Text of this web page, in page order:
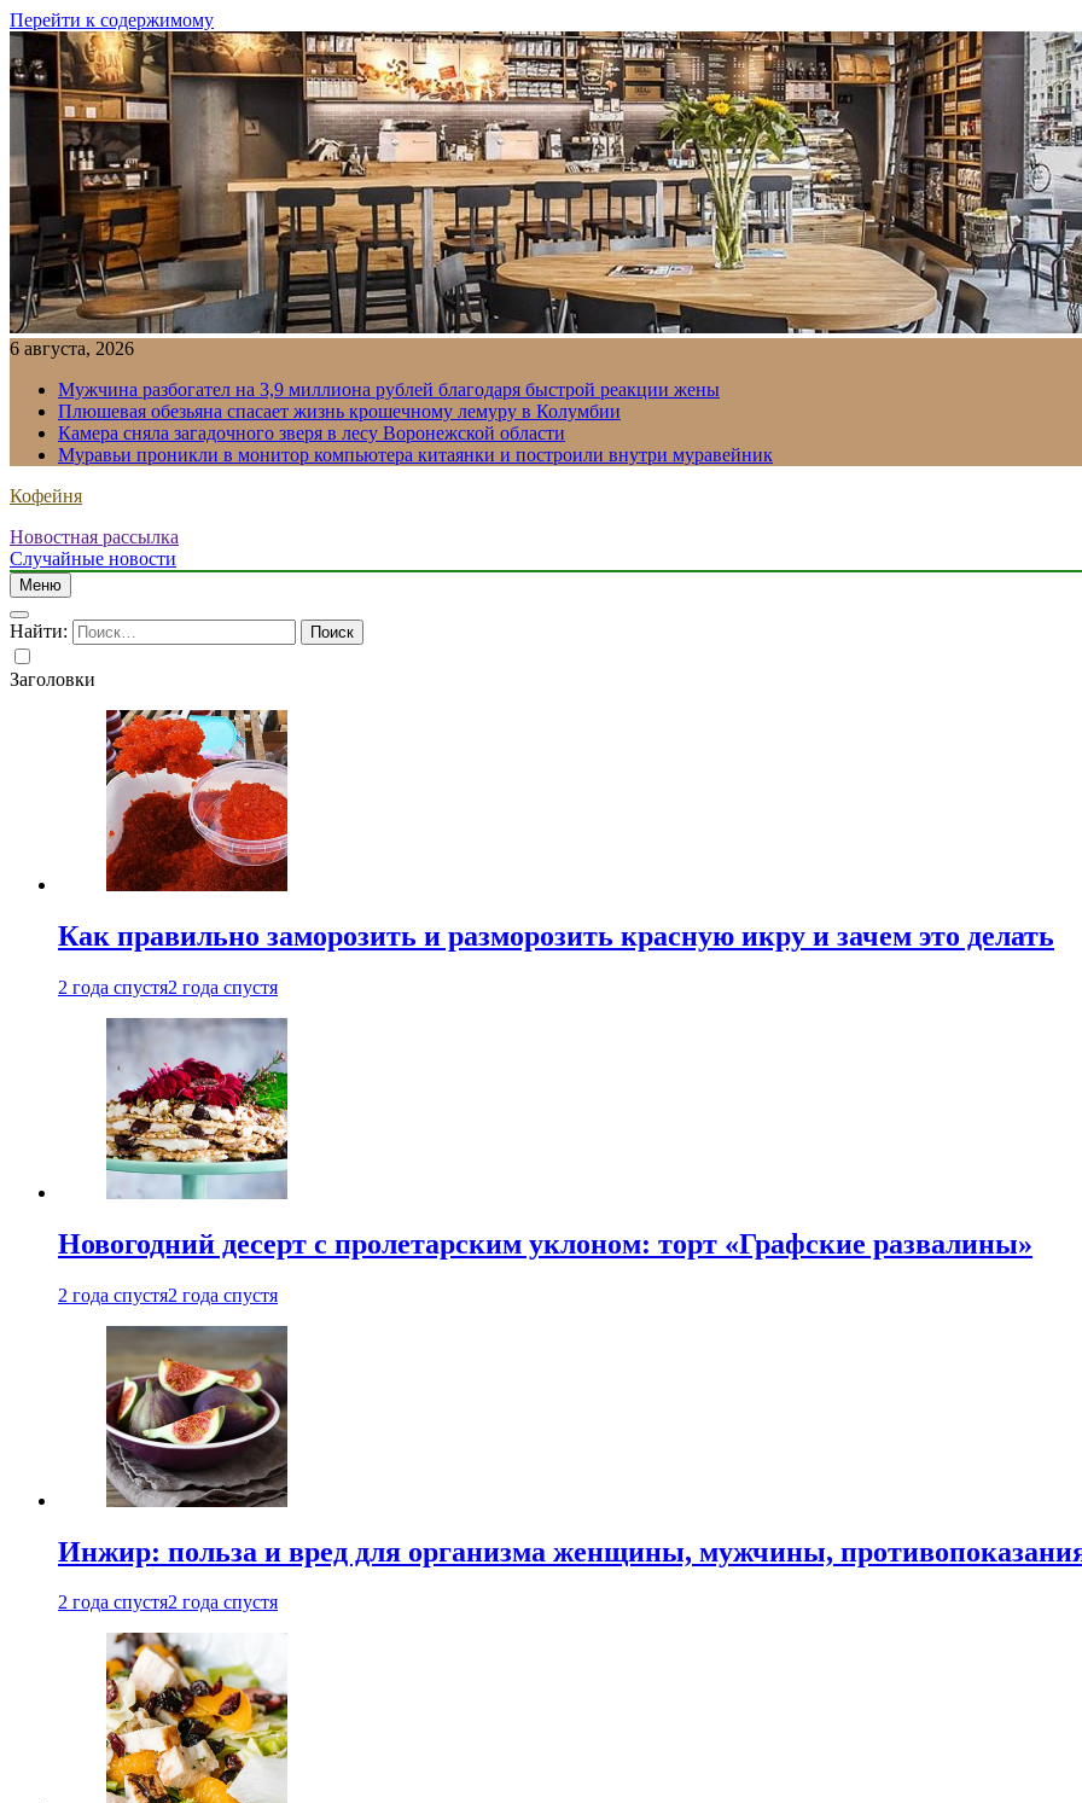
Перейти к содержимому
6 августа, 2026
Мужчина разбогател на 3,9 миллиона рублей благодаря быстрой реакции жены
Плюшевая обезьяна спасает жизнь крошечному лемуру в Колумбии
Камера сняла загадочного зверя в лесу Воронежской области
Муравьи проникли в монитор компьютера китаянки и построили внутри муравейник
Кофейня
Новостная рассылка
Случайные новости
Меню
Найти:
Заголовки
Как правильно заморозить и разморозить красную икру и зачем это делать
2 года спустя2 года спустя
Новогодний десерт с пролетарским уклоном: торт «Графские развалины»
2 года спустя2 года спустя
Инжир: польза и вред для организма женщины, мужчины,
2 года спустя2 года спустя